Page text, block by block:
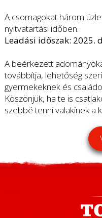
A csomagokat három
nyitvatartási időben.
Leadási időszak: 2025.
A beérkezett
továbbítja, lehetőség
gyermekeknek és
Köszönjük, ha te is
szebbé tenni valakinek a